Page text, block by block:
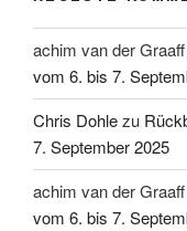
achim van der Graaff
vom 6. bis 7.
Chris Dohlezu
7. September 2025
achim van der Graaff
vom 6. bis 7.